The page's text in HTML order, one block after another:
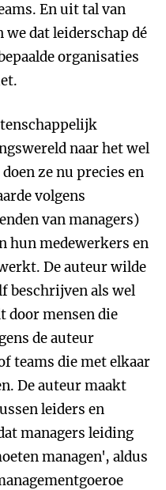
En uit tal van
we dat leiderschap dé
organisaties
naar het wel
ze nu precies en
volgens
van managers)
hun medewerkers en
De auteur wilde
beschrijven als wel
door mensen die
de auteur
teams die met elkaar
De auteur maakt
leiders en
managers leiding
managen', aldus